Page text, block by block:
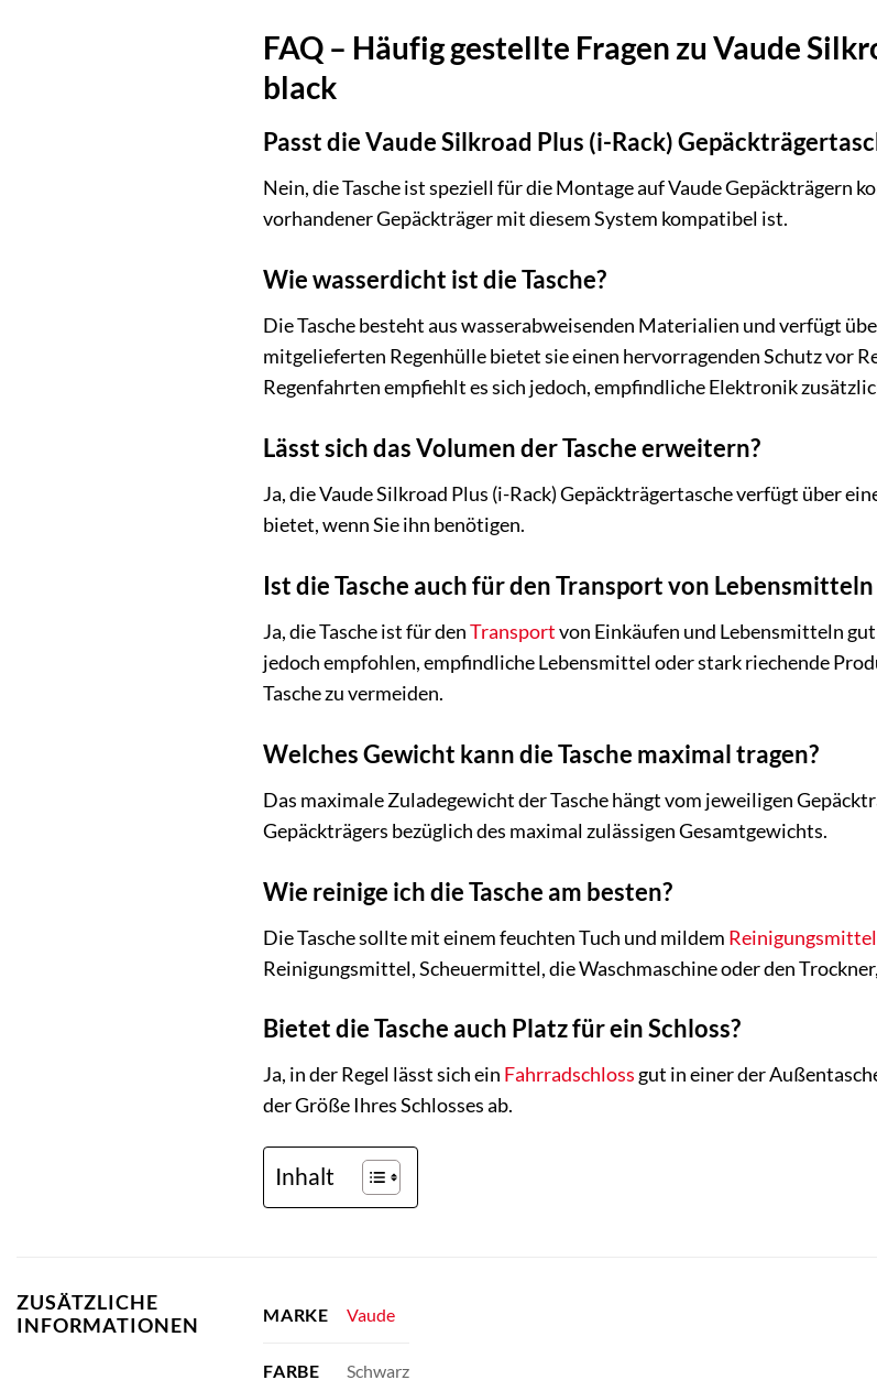
FAQ – Häufig gestellte Fragen zu Vaude
black
Passt die Vaude Silkroad Plus (i-Rack)
Nein, die Tasche ist speziell für die Montage auf Vaude Gepäckträgern
vorhandener Gepäckträger mit diesem System kompatibel ist.
Wie wasserdicht ist die Tasche?
Die Tasche besteht aus wasserabweisenden Materialien und verfügt
mitgelieferten Regenhülle bietet sie einen hervorragenden Schutz vor
Regenfahrten empfiehlt es sich jedoch, empfindliche Elektronik
Lässt sich das Volumen der Tasche erweitern?
Ja, die Vaude Silkroad Plus (i-Rack) Gepäckträgertasche verfügt über
bietet, wenn Sie ihn benötigen.
Ist die Tasche auch für den Transport von
Ja, die Tasche ist für denTransportvon Einkäufen und Lebensmitteln
jedoch empfohlen, empfindliche Lebensmittel oder stark riechende
Tasche zu vermeiden.
Welches Gewicht kann die Tasche maximal tragen?
Das maximale Zuladegewicht der Tasche hängt vom jeweiligen
Gepäckträgers bezüglich des maximal zulässigen Gesamtgewichts.
Wie reinige ich die Tasche am besten?
Die Tasche sollte mit einem feuchten Tuch und mildem Reinigungsmittel
Reinigungsmittel, Scheuermittel, die Waschmaschine oder den
Bietet die Tasche auch Platz für ein Schloss?
Ja, in der Regel lässt sich ein Fahrradschlossgut in einer der
der Größe Ihres Schlosses ab.
Inhalt
ZUSÄTZLICHE
INFORMATIONEN
MARKE Vaude
FARBE Schwarz